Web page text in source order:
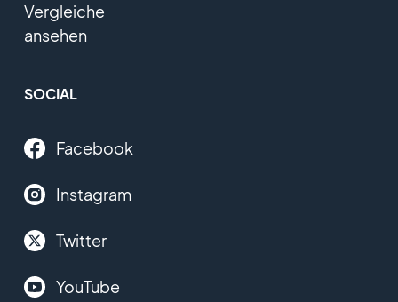
Vergleiche
ansehen
SOCIAL
Facebook
Instagram
Twitter
YouTube